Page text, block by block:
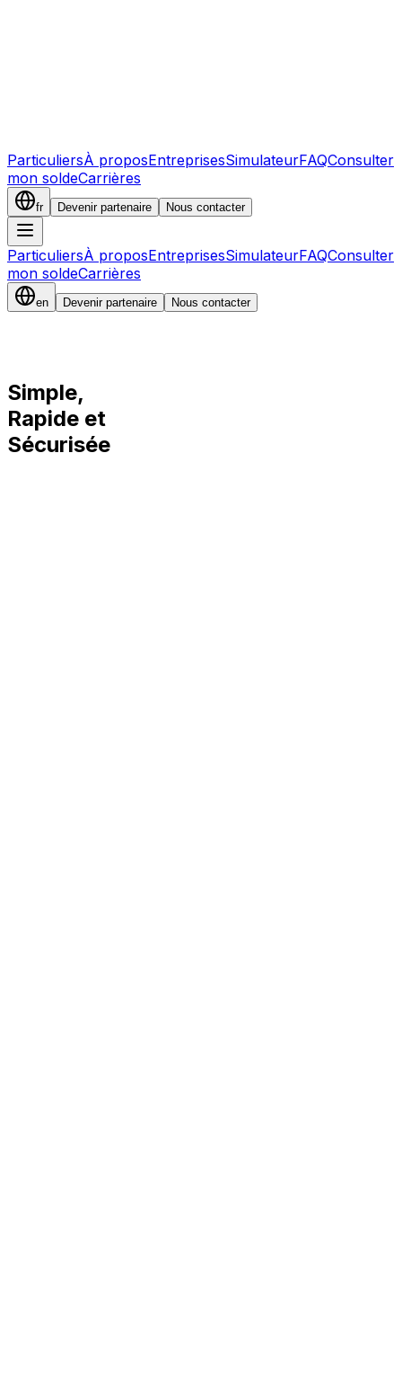
ParticuliersÀ proposEntreprisesSimulateurFAQConsulter
mon soldeCarrières
fr Devenir partenaire Nous contacter
ParticuliersÀ proposEntreprisesSimulateurFAQConsulter
mon soldeCarrières
en Devenir partenaire Nous contacter
Simple,
Rapide et
Sécurisée